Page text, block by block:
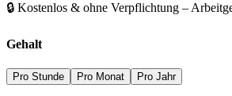
🔒 Kostenlos & ohne Verpflichtung –
Gehalt
Pro Stunde Pro Monat Pro Jahr